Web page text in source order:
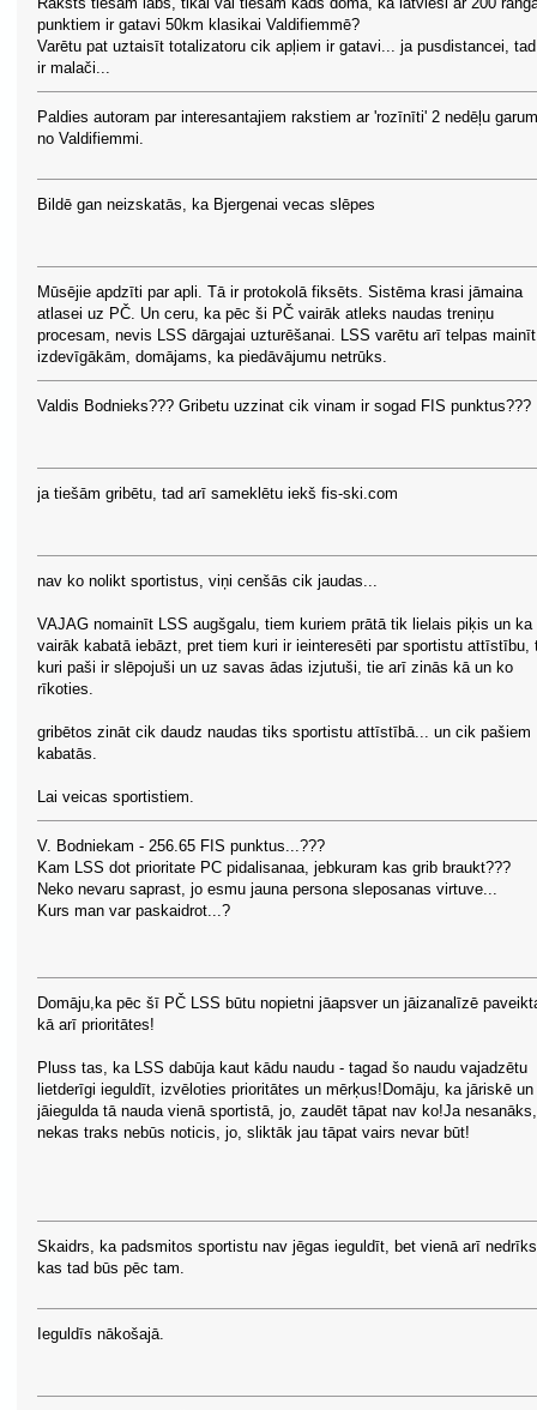
punktiem ir gatavi 50km klasikai Valdifiemmē?
Varētu pat uztaisīt totalizatoru cik apļiem ir gatavi... ja pusdistancei,
ir malači...
Paldies autoram par interesantajiem rakstiem ar 'rozīnīti' 2 nedēļu
no Valdifiemmi.
Bildē gan neizskatās, ka Bjergenai vecas slēpes
Mūsējie apdzīti par apli. Tā ir protokolā fiksēts. Sistēma krasi jāmaina
atlasei uz PČ. Un ceru, ka pēc ši PČ vairāk atleks naudas treniņu
procesam, nevis LSS dārgajai uzturēšanai. LSS varētu arī telpas
izdevīgākām, domājams, ka piedāvājumu netrūks.
Valdis Bodnieks??? Gribetu uzzinat cik vinam ir sogad FIS punktus???
ja tiešām gribētu, tad arī sameklētu iekš fis-ski.com
nav ko nolikt sportistus, viņi cenšās cik jaudas...
VAJAG nomainīt LSS augšgalu, tiem kuriem prātā tik lielais piķis un ka
vairāk kabatā iebāzt, pret tiem kuri ir ieinteresēti par sportistu attīstību,
kuri paši ir slēpojuši un uz savas ādas izjutuši, tie arī zinās kā un ko
rīkoties.
gribētos zināt cik daudz naudas tiks sportistu attīstībā... un cik pašiem
kabatās.
Lai veicas sportistiem.
V. Bodniekam - 256.65 FIS punktus...???
Kam LSS dot prioritate PC pidalisanaa, jebkuram kas grib braukt???
Neko nevaru saprast, jo esmu jauna persona sleposanas virtuve...
Kurs man var paskaidrot...?
Domāju,ka pēc šī PČ LSS būtu nopietni jāapsver un jāizanalīzē
kā arī prioritātes!
Pluss tas, ka LSS dabūja kaut kādu naudu - tagad šo naudu vajadzētu
lietderīgi ieguldīt, izvēloties prioritātes un mērķus!Domāju, ka jāriskē un
jāiegulda tā nauda vienā sportistā, jo, zaudēt tāpat nav ko!Ja
nekas traks nebūs noticis, jo, sliktāk jau tāpat vairs nevar būt!
Skaidrs, ka padsmitos sportistu nav jēgas ieguldīt, bet vienā arī
kas tad būs pēc tam.
Ieguldīs nākošajā.